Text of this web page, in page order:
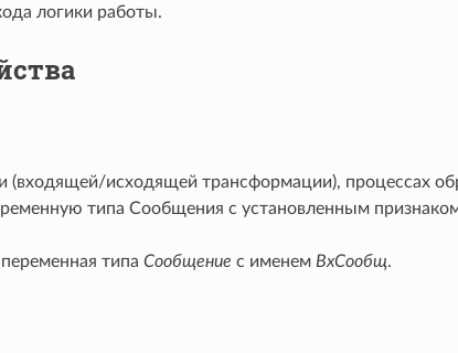
логики работы.
(входящей/исходящей трансформации), процессах
типа Сообщения с установленным
типа Сообщение с именем ВхСообщ.